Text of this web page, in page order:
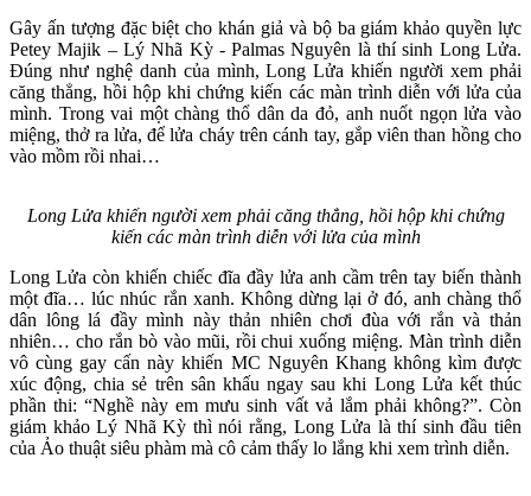
Gây ấn tượng đặc biệt cho khán giả và bộ ba giám khảo quyền lực
Petey Majik – Lý Nhã Kỳ - Palmas Nguyên là thí sinh Long Lửa.
Đúng như nghệ danh của mình, Long Lửa khiến người xem phải
căng thẳng, hồi hộp khi chứng kiến các màn trình diễn với lửa của
mình. Trong vai một chàng thổ dân da đỏ, anh nuốt ngọn lửa vào
miệng, thở ra lửa, để lửa cháy trên cánh tay, gắp viên than hồng cho
vào mồm rồi nhai…
Long Lửa khiến người xem phải căng thẳng, hồi hộp khi chứng
kiến các màn trình diễn với lửa của mình
Long Lửa còn khiến chiếc đĩa đầy lửa anh cầm trên tay biến thành
một đĩa… lúc nhúc rắn xanh. Không dừng lại ở đó, anh chàng thổ
dân lông lá đầy mình này thản nhiên chơi đùa với rắn và thản
nhiên… cho rắn bò vào mũi, rồi chui xuống miệng. Màn trình diễn
vô cùng gay cấn này khiến MC Nguyên Khang không kìm được
xúc động, chia sẻ trên sân khấu ngay sau khi Long Lửa kết thúc
phần thi: “Nghề này em mưu sinh vất vả lắm phải không?”. Còn
giám khảo Lý Nhã Kỳ thì nói rằng, Long Lửa là thí sinh đầu tiên
của Ảo thuật siêu phàm mà cô cảm thấy lo lắng khi xem trình diễn.